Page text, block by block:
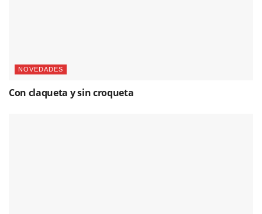
NOVEDADES
Con claqueta y sin croqueta